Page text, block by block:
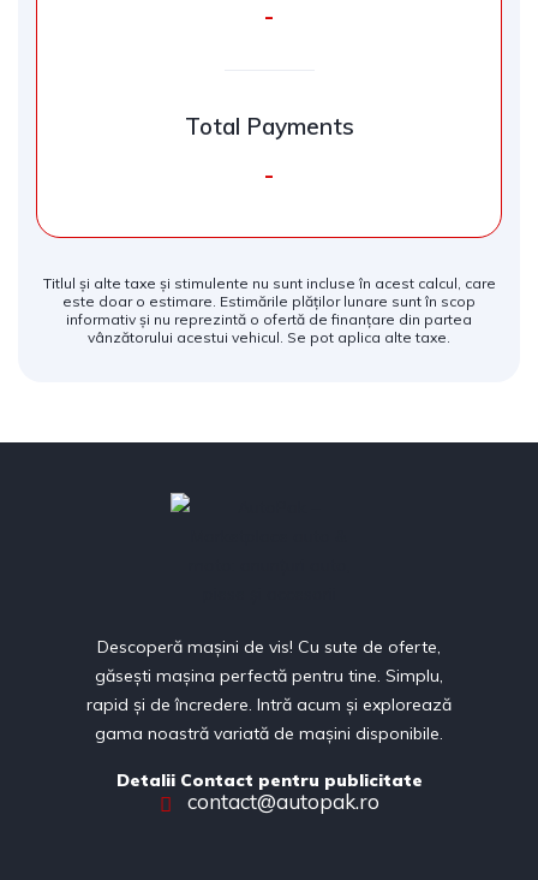
-
Total Payments
-
Titlul și alte taxe și stimulente nu sunt incluse în acest calcul, care
este doar o estimare. Estimările plăților lunare sunt în scop
informativ și nu reprezintă o ofertă de finanțare din partea
vânzătorului acestui vehicul. Se pot aplica alte taxe.
Descoperă mașini de vis! Cu sute de oferte,
găsești mașina perfectă pentru tine. Simplu,
rapid și de încredere. Intră acum și explorează
gama noastră variată de mașini disponibile.
Detalii Contact pentru publicitate
contact@autopak.ro